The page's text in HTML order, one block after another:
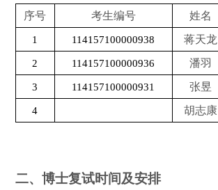
序号 考生编号 姓名
1 114157100000938 蒋天龙
2 114157100000936 潘羽
3 114157100000931 张昱
4 胡志康
二、博士复试时间及安排